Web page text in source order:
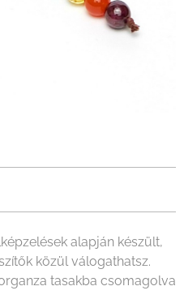
alapján készült,
közül válogathatsz.
tasakba csomagolva